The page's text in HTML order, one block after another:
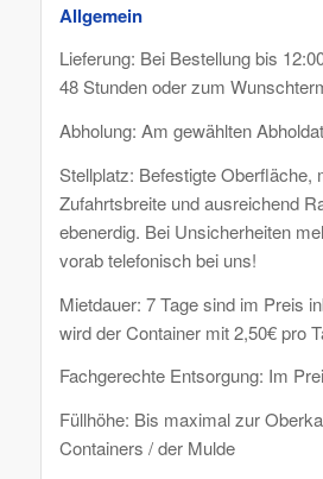
Allgemein
Lieferung: Bei Bestellung bis
48 Stunden oder zum
Abholung: Am gewählten
Stellplatz: Befestigte Oberfläche,
Zufahrtsbreite und ausreichend
ebenerdig. Bei Unsicherheiten
vorab telefonisch bei uns!
Mietdauer: 7 Tage sind im Preis
wird der Container mit 2,50€ pro
Fachgerechte Entsorgung: Im
Füllhöhe: Bis maximal zur
Containers / der Mulde